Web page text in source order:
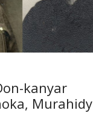
kanyar
Murahidy